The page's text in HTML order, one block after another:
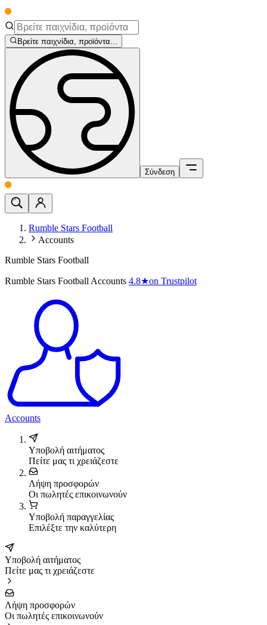
Βρείτε παιχνίδια, προϊόντα...
Σύνδεση
Rumble Stars Football
Accounts
Rumble Stars Football
Rumble Stars Football Accounts 4.8★on Trustpilot
Accounts
Υποβολή αιτήματος
Πείτε μας τι χρειάζεστε
Λήψη προσφορών
Οι πωλητές επικοινωνούν
Υποβολή παραγγελίας
Επιλέξτε την καλύτερη
Υποβολή αιτήματος
Πείτε μας τι χρειάζεστε
Λήψη προσφορών
Οι πωλητές επικοινωνούν